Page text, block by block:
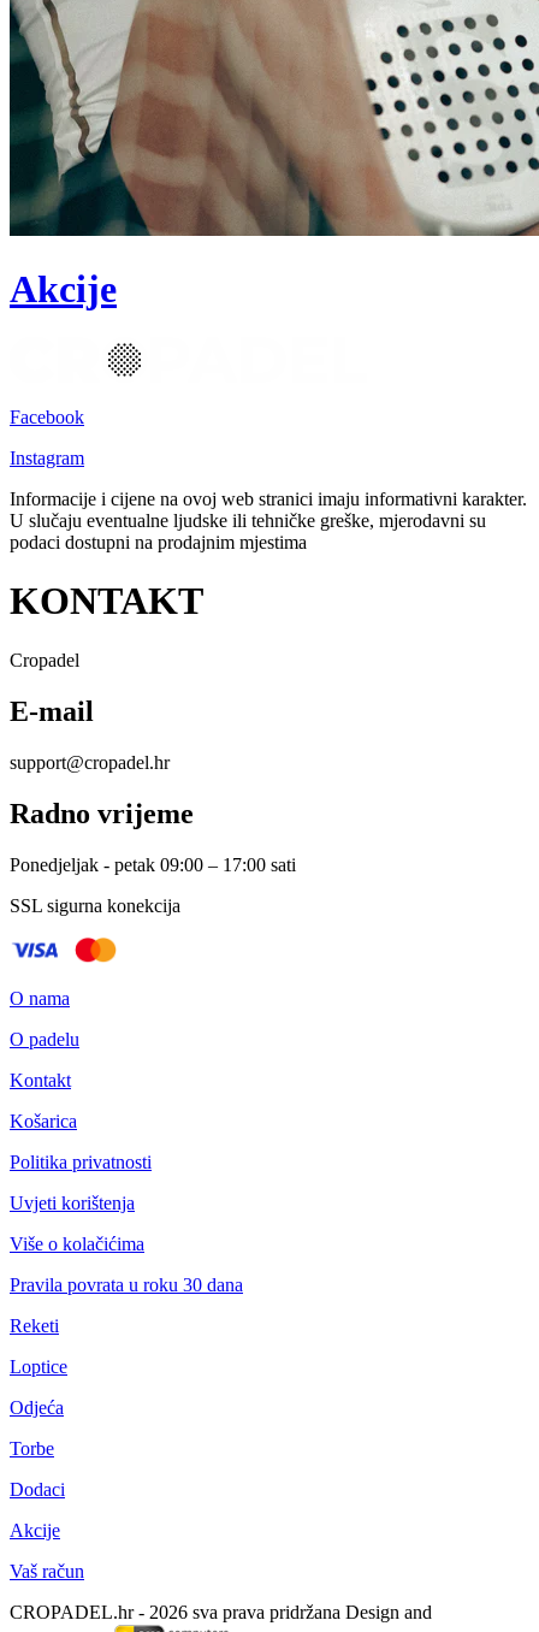
Akcije
Facebook
Instagram
Informacije i cijene na ovoj web stranici imaju informativni karakter.
U slučaju eventualne ljudske ili tehničke greške, mjerodavni su
podaci dostupni na prodajnim mjestima
KONTAKT
Cropadel
E-mail
support@cropadel.hr
Radno vrijeme
Ponedjeljak - petak 09:00 – 17:00 sati
SSL sigurna konekcija
O nama
O padelu
Kontakt
Košarica
Politika privatnosti
Uvjeti korištenja
Više o kolačićima
Pravila povrata u roku 30 dana
Reketi
Loptice
Odjeća
Torbe
Dodaci
Akcije
Vaš račun
CROPADEL.hr - 2026 sva prava pridržana Design and